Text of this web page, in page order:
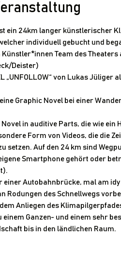
ist ein 24km langer
individuell gebucht und
Künstler*innen Team des
Deister)
„UNFOLLOW“ von Lukas Jüliger
Graphic Novel bei einer
Novel in auditive Parts, die wie
Form von Videos, die die
setzen. Auf den 24 km sind
Smartphone gehört oder
einer Autobahnbrücke, mal am
Rodungen des Schnellwegs
Anliegen des
einem Ganzen- und einem sehr
bis in den ländlichen Raum.